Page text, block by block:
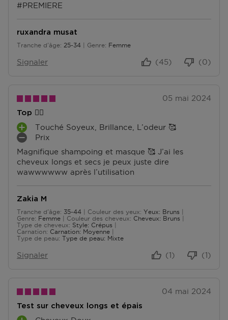
#PREMIERE
ruxandra musat
Tranche d'âge
De 25 à 34 25-34 Genre Femme
Signaler (0)
(45)
05 mai 2024
Top 👌🏼
Magnifique shampoing et masque 🥰 J’ai les
cheveux longs et secs je peux juste dire
wawwwwww après l’utilisation
A
V
A
N
T
E
S
Touché Soyeux, Brillance, L’odeur 🥰
I
N
C
O
É
N
I
E
T
Prix
Zakia M
Tranche d'âge
De 35 à 44 35-44 Couleur des yeux
Yeux: Bruns
Genre
Femme Couleur des cheveux
Cheveux: Bruns
Type de cheveux
Style: Crépus
Carnation
Carnation: Moyenne
Type de peau Type de peau: Mixte
Signaler (1)
(1)
04 mai 2024
Test sur cheveux longs et épais